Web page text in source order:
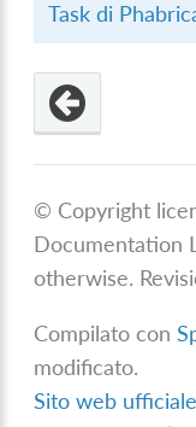
Task di
© Copyright
Documentation
otherwise.
Compilato con
modificato.
Sito web